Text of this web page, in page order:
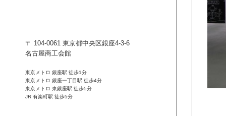
〒 104-0061 東京都中央区銀座4-3-6
名古屋商工会館
東京メトロ 銀座駅 徒歩1分
東京メトロ 銀座一丁目駅 徒歩4分
東京メトロ 東銀座駅 徒歩5分
JR 有楽町駅 徒歩5分